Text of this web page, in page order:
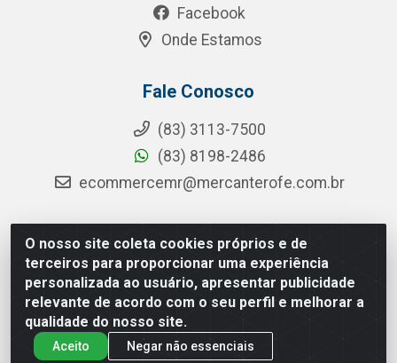
O nosso site coleta cookies próprios e de
terceiros para proporcionar uma experiência
personalizada ao usuário, apresentar publicidade
relevante de acordo com o seu perfil e melhorar a
qualidade do nosso site.
Aceito Negar não essenciais
Facebook
Onde Estamos
Fale Conosco
(83) 3113-7500
(83) 8198-2486
ecommercemr@mercanterofe.com.br
MR Distribuidora - Rua Hortêncio Ribeiro de Luna, 3777 -
Distrito Industrial, João Pessoa/PB - CEP 58081-400 -
CNPJ 35.428.312/0001-85